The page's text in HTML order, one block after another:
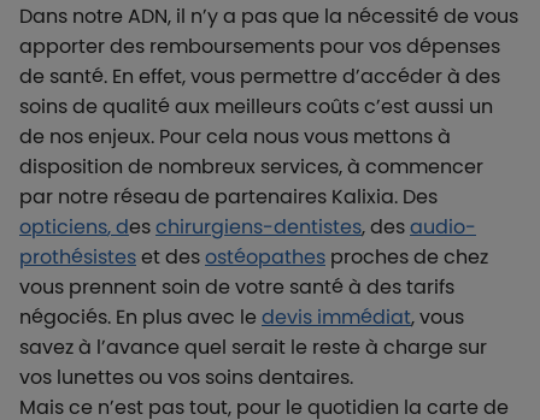
Dans notre ADN, il n’y a pas que la nécessité de vous
apporter des remboursements pour vos dépenses
de santé. En effet, vous permettre d’accéder à des
soins de qualité aux meilleurs coûts c’est aussi un
de nos enjeux. Pour cela nous vous mettons à
disposition de nombreux services, à commencer
par notre réseau de partenaires Kalixia. Des
opticiens, deschirurgiens-dentistes, desaudio-
prothésisteset desostéopathes proches de chez
vous prennent soin de votre santé à des tarifs
négociés. En plus avec ledevis immédiat, vous
savez à l’avance quel serait le reste à charge sur
vos lunettes ou vos soins dentaires.
Mais ce n’est pas tout, pour le quotidien la carte de